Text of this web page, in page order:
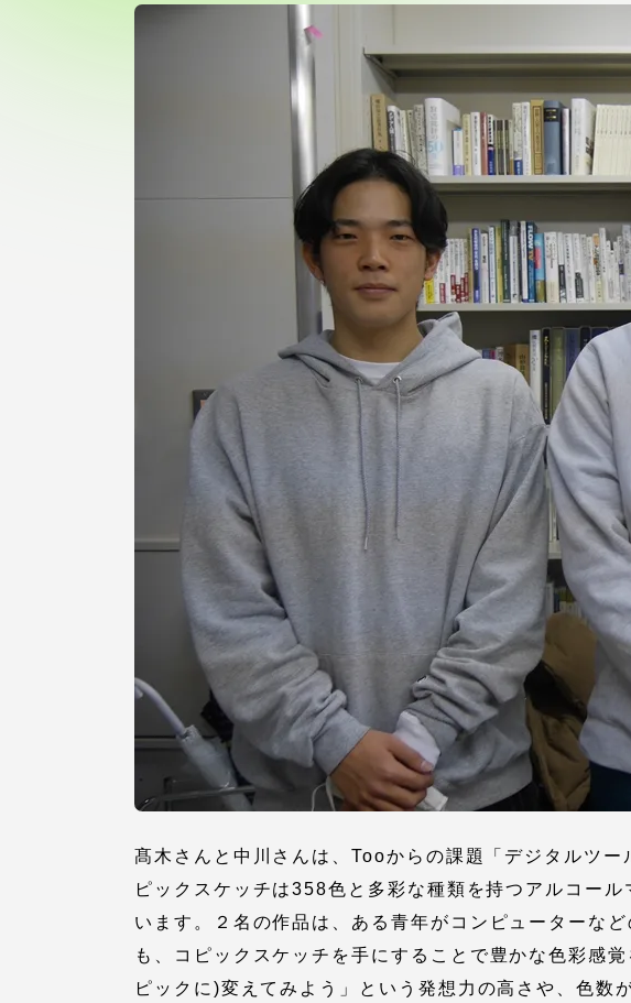
髙木さんと中川さんは、Tooからの課題「デジタルツ
ピックスケッチは358色と多彩な種類を持つアルコー
います。２名の作品は、ある青年がコンピューターな
も、コピックスケッチを手にすることで豊かな色彩感
ピックに)変えてみよう」という発想力の高さや、色
グローバルネットワーク
海外ネットワーク
外国人研究者
特色ある国際活動
グローバル大学へ向けた取り組
みのための基本理念
語学教育センター
学外連携
学外連携
産官学連携
地域連携
キャリア就職（採用担当者
情報）